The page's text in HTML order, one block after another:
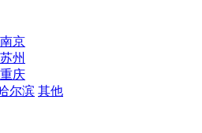
南京
苏州
重庆
尔滨 其他